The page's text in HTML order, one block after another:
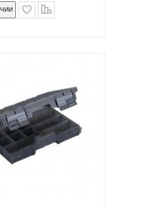
в закладки